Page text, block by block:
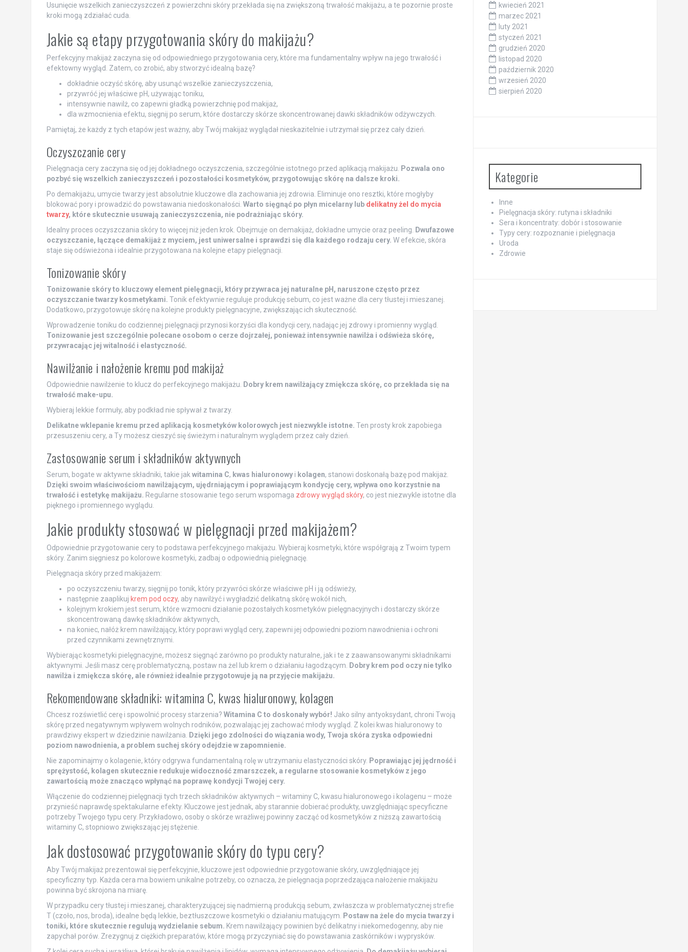
Usunięcie wszelkich zanieczyszczeń z powierzchni skóry przekłada się na zwiększoną trwałość makijażu, a te pozornie proste
kroki mogą zdziałać cuda.
Jakie są etapy przygotowania skóry do makijażu?
Perfekcyjny makijaż zaczyna się od odpowiedniego przygotowania cery, które ma fundamentalny wpływ na jego trwałość i
efektowny wygląd. Zatem, co zrobić, aby stworzyć idealną bazę?
dokładnie oczyść skórę, aby usunąć wszelkie zanieczyszczenia,
przywróć jej właściwe pH, używając toniku,
intensywnie nawilż, co zapewni gładką powierzchnię pod makijaż,
dla wzmocnienia efektu, sięgnij po serum, które dostarczy skórze skoncentrowanej dawki składników odżywczych.
Pamiętaj, że każdy z tych etapów jest ważny, aby Twój makijaż wyglądał nieskazitelnie i utrzymał się przez cały dzień.
Oczyszczanie cery
Pielęgnacja cery zaczyna się od jej dokładnego oczyszczenia, szczególnie istotnego przed aplikacją makijażu.
Pozwala ono
pozbyć się wszelkich zanieczyszczeń i pozostałości kosmetyków, przygotowując skórę na dalsze kroki.
Po demakijażu, umycie twarzy jest absolutnie kluczowe dla zachowania jej zdrowia. Eliminuje ono resztki, które mogłyby
blokować pory i prowadzić do powstawania niedoskonałości. Warto sięgnąć po płyn micelarny lub delikatny żel do mycia
twarzy, które skutecznie usuwają zanieczyszczenia, nie podrażniając skóry.
Idealny proces oczyszczania skóry to więcej niż jeden krok. Obejmuje on demakijaż, dokładne umycie oraz peeling.
Dwufazowe
oczyszczanie, łączące demakijaż z myciem, jest uniwersalne i sprawdzi się dla każdego rodzaju cery. W efekcie, skóra
staje się odświeżona i idealnie przygotowana na kolejne etapy pielęgnacji.
Tonizowanie skóry
Tonizowanie skóry to kluczowy element pielęgnacji, który przywraca jej naturalne pH, naruszone często przez
oczyszczanie twarzy kosmetykami. Tonik efektywnie reguluje produkcję sebum, co jest ważne dla cery tłustej i mieszanej.
Dodatkowo, przygotowuje skórę na kolejne produkty pielęgnacyjne, zwiększając ich skuteczność.
Wprowadzenie toniku do codziennej pielęgnacji przynosi korzyści dla kondycji cery, nadając jej zdrowy i promienny wygląd.
Tonizowanie jest szczególnie polecane osobom o cerze dojrzałej, ponieważ intensywnie nawilża i odświeża skórę,
przywracając jej witalność i elastyczność.
Nawilżanie i nałożenie kremu pod makijaż
Odpowiednie nawilżenie to klucz do perfekcyjnego makijażu.
Dobry krem nawilżający zmiękcza skórę, co przekłada się na
trwałość make-upu.
Wybieraj lekkie formuły, aby podkład nie spływał z twarzy.
Delikatne wklepanie kremu przed aplikacją kosmetyków kolorowych jest niezwykle istotne. Ten prosty krok zapobiega
przesuszeniu cery, a Ty możesz cieszyć się świeżym i naturalnym wyglądem przez cały dzień.
Zastosowanie serum i składników aktywnych
Serum, bogate w aktywne składniki, takie jak witamina C, kwas hialuronowyi kolagen, stanowi doskonałą bazę pod makijaż.
Dzięki swoim właściwościom nawilżającym, ujędrniającym i poprawiającym kondycję cery, wpływa ono korzystnie na
trwałość i estetykę makijażu. Regularne stosowanie tego serum wspomaga zdrowy wygląd skóry, co jest niezwykle istotne dla
pięknego i promiennego wyglądu.
Jakie produkty stosować w pielęgnacji przed makijażem?
Odpowiednie przygotowanie cery to podstawa perfekcyjnego makijażu. Wybieraj kosmetyki, które współgrają z Twoim typem
skóry. Zanim sięgniesz po kolorowe kosmetyki, zadbaj o odpowiednią pielęgnację.
Pielęgnacja skóry przed makijażem:
po oczyszczeniu twarzy, sięgnij po tonik, który przywróci skórze właściwe pH i ją odświeży,
następnie zaaplikuj krem pod oczy, aby nawilżyć i wygładzić delikatną skórę wokół nich,
kolejnym krokiem jest serum, które wzmocni działanie pozostałych kosmetyków pielęgnacyjnych i dostarczy skórze
skoncentrowaną dawkę składników aktywnych,
na koniec, nałóż krem nawilżający, który poprawi wygląd cery, zapewni jej odpowiedni poziom nawodnienia i ochroni
przed czynnikami zewnętrznymi.
Wybierając kosmetyki pielęgnacyjne, możesz sięgnąć zarówno po produkty naturalne, jak i te z zaawansowanymi składnikami
aktywnymi. Jeśli masz cerę problematyczną, postaw na żel lub krem o działaniu łagodzącym.
Dobry krem pod oczy nie tylko
nawilża i zmiękcza skórę, ale również idealnie przygotowuje ją na przyjęcie makijażu.
Rekomendowane składniki: witamina C, kwas hialuronowy, kolagen
Chcesz rozświetlić cerę i spowolnić procesy starzenia? Witamina C to doskonały wybór! Jako silny antyoksydant, chroni Twoją
skórę przed negatywnym wpływem wolnych rodników, pozwalając jej zachować młody wygląd. Z kolei kwas hialuronowy to
prawdziwy ekspert w dziedzinie nawilżania.
Dzięki jego zdolności do wiązania wody, Twoja skóra zyska odpowiedni
poziom nawodnienia, a problem suchej skóry odejdzie w zapomnienie.
Nie zapominajmy o kolagenie, który odgrywa fundamentalną rolę w utrzymaniu elastyczności skóry. Poprawiając jej jędrność i
sprężystość, kolagen skutecznie redukuje widoczność zmarszczek, a regularne stosowanie kosmetyków z jego
zawartością może znacząco wpłynąć na poprawę kondycji Twojej cery.
Włączenie do codziennej pielęgnacji tych trzech składników aktywnych – witaminy C, kwasu hialuronowego i kolagenu – może
przynieść naprawdę spektakularne efekty. Kluczowe jest jednak, aby starannie dobierać produkty, uwzględniając specyficzne
potrzeby Twojego typu cery. Przykładowo, osoby o skórze wrażliwej powinny zacząć od kosmetyków z niższą zawartością
witaminy C, stopniowo zwiększając jej stężenie.
Jak dostosować przygotowanie skóry do typu cery?
Aby Twój makijaż prezentował się perfekcyjnie, kluczowe jest odpowiednie przygotowanie skóry, uwzględniające jej
specyficzny typ. Każda cera ma bowiem unikalne potrzeby, co oznacza, że pielęgnacja poprzedzająca nałożenie makijażu
powinna być skrojona na miarę.
W przypadku cery tłustej i mieszanej, charakteryzującej się nadmierną produkcją sebum, zwłaszcza w problematycznej strefie
T (czoło, nos, broda), idealne będą lekkie, beztłuszczowe kosmetyki o działaniu matującym.
Postaw na żele do mycia twarzy i
toniki, które skutecznie regulują wydzielanie sebum. Krem nawilżający powinien być delikatny i niekomedogenny, aby nie
zapychał porów. Zrezygnuj z ciężkich preparatów, które mogą przyczyniać się do powstawania zaskórników i wyprysków.
kwiecień 2021
marzec 2021
luty 2021
styczeń 2021
grudzień 2020
listopad 2020
październik 2020
wrzesień 2020
sierpień 2020
Kategorie
Inne
Pielęgnacja skóry: rutyna i składniki
Sera i koncentraty: dobór i stosowanie
Typy cery: rozpoznanie i pielęgnacja
Uroda
Zdrowie